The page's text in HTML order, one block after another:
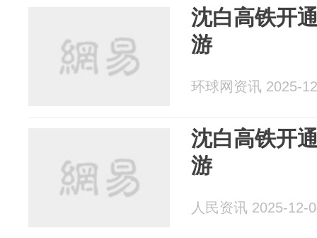
沈白高铁开
游
环球网资讯 2025-
沈白高铁开
游
人民资讯 2025-12-